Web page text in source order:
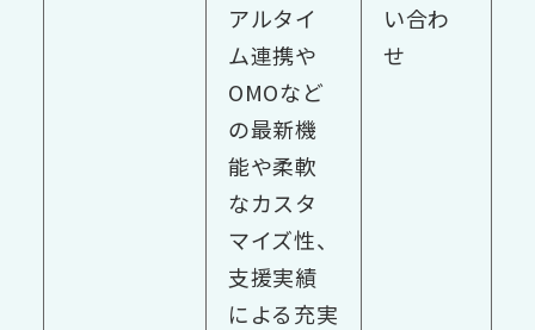
アルタイ
ム連携や
OMOなど
の最新機
能や柔軟
なカスタ
マイズ性、
支援実績
による充実
い合わ
せ